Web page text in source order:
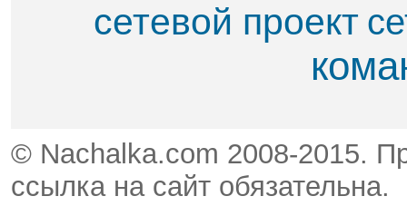
сетевой проект
© Nachalka.com 2008-2015.
ссылка на сайт обязательна.